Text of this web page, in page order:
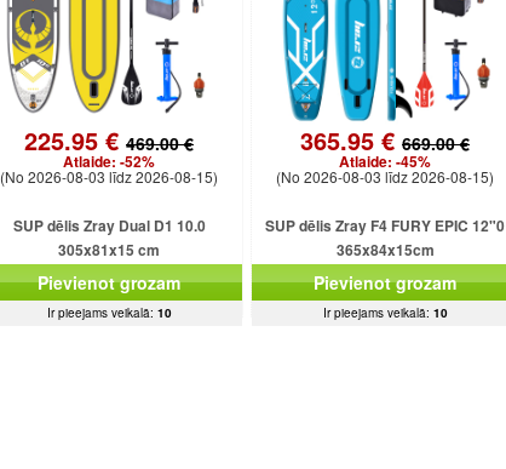
225.95 € 469.00 €
Atlaide: -52%
(No 2026-08-03 līdz 2026-08-15)
SUP dēlis Zray Dual D1 10.0
305x81x15 cm
Pievienot grozam
Ir pieejams veikalā: 10
365.95 € 669.00 €
Atlaide: -45%
(No 2026-08-03 līdz 2026-08-15)
SUP dēlis Zray F4 FURY EPIC 12"0
365x84x15cm
Pievienot grozam
Ir pieejams veikalā: 10